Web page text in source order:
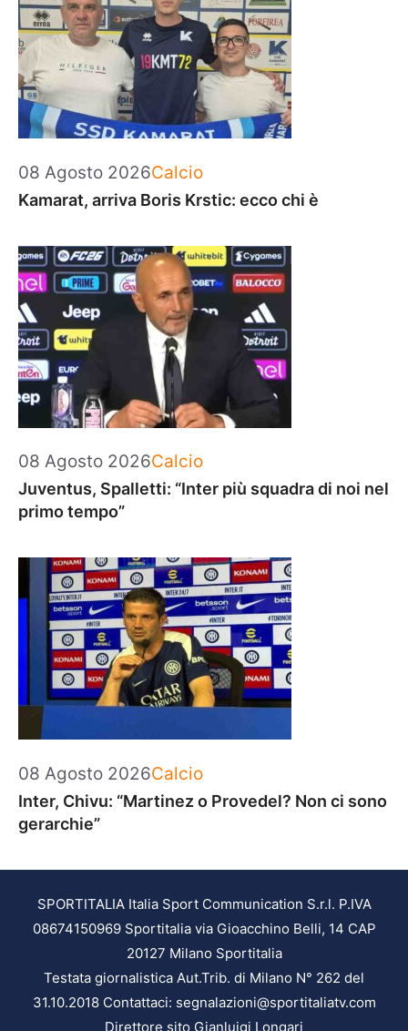
08 Agosto 2026Categorie
Calcio
Kamarat, arriva Boris Krstic: ecco chi è
08 Agosto 2026Categorie
Calcio
Juventus, Spalletti: “Inter più squadra di noi nel
primo tempo”
08 Agosto 2026Categorie
Calcio
Inter, Chivu: “Martinez o Provedel? Non ci sono
gerarchie”
SPORTITALIA Italia Sport Communication S.r.l. P.IVA
08674150969 Sportitalia via Gioacchino Belli, 14 CAP
20127 Milano Sportitalia
Testata giornalistica Aut.Trib. di Milano N° 262 del
31.10.2018 Contattaci: segnalazioni@sportitaliatv.com
Direttore sito Gianluigi Longari